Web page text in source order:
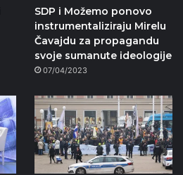
SDP i Možemo ponovo
instrumentaliziraju Mirelu
Čavajdu za propagandu
svoje sumanute ideologije
07/04/2023